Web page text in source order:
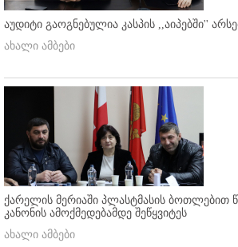
აუდიტი გაოგნებულია კასპის ,,აიპებში''
ახალი ამბები
ქარელის მერიაში პლასტმასის ბოთლებით
კანონის ამოქმედებამდე შეწყვიტეს
ახალი ამბები